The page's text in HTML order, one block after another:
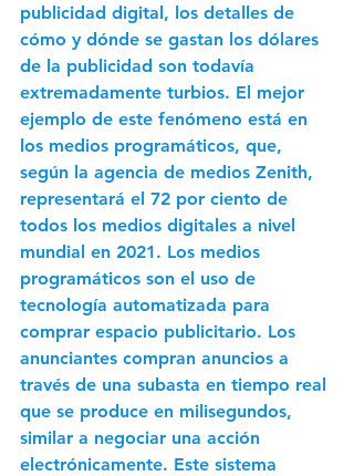
publicidad digital, los detalles de
cómo y dónde se gastan los dólares
de la publicidad son todavía
extremadamente turbios. El mejor
ejemplo de este fenómeno está en
los medios programáticos, que,
según la agencia de medios Zenith,
representará el 72 por ciento de
todos los medios digitales a nivel
mundial en 2021. Los medios
programáticos son el uso de
tecnología automatizada para
comprar espacio publicitario. Los
anunciantes compran anuncios a
través de una subasta en tiempo real
que se produce en milisegundos,
similar a negociar una acción
electrónicamente. Este sistema